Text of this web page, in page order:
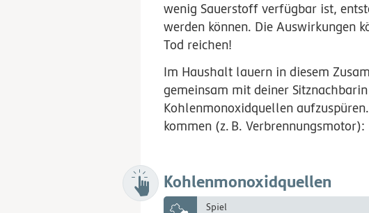
wenig Sauerstoff verfügbar ist,
werden können. Die Auswirkungen
Tod reichen!
Im Haushalt lauern in diesem
gemeinsam mit deiner
Kohlenmonoxidquellen
kommen (z. B. Verbrennungsmotor):
Kohlenmonoxidquellen
Spiel